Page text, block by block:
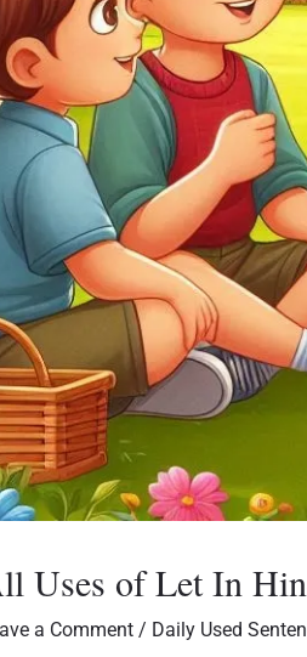
Uses of Let In
a Comment / Daily Used